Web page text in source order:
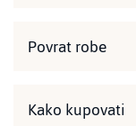
Povrat robe
Kako kupovati